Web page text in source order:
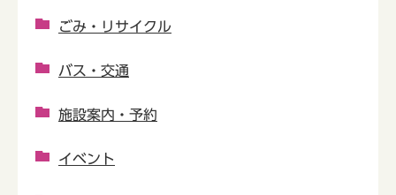
ごみ・リサイクル
バス・交通
施設案内・予約
イベント